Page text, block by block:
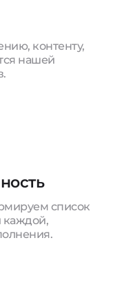
контенту,
нашей
список
каждой,